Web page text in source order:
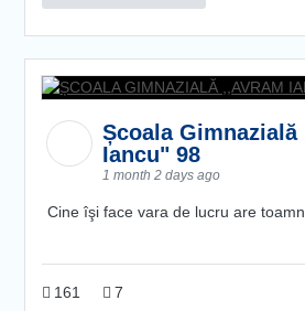
Școala Gimnazială
Iancu" 98
1 month 2 days ago
Cine îşi face vara de lucru are
161 7